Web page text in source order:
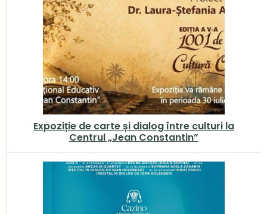
Expoziție de carte și dialog între culturi la
Centrul „Jean Constantin”